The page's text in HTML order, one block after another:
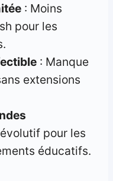
: Moins
pour les
: Manque
extensions
pour les
éducatifs.